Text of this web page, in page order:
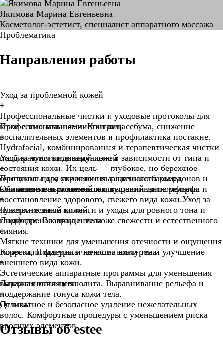
Якимова Марина Евгеньевна
Косметолог-эстетист, специалист аппаратного массажа
Проблематика
Направления работы
Уход за проблемной кожей
Профессиональные чистки и уходовые протоколы для
кожи с высыпаниями. Контроль себума, снижение
воспалительных элементов и профилактика постакне.
Профессиональные чистки лица
Hydrafacial, комбинированная и терапевтическая чистки
подбираются индивидуально в зависимости от типа и
состояния кожи. Их цель — глубокое, но бережное
очищение пор, снижение выраженности комедонов и
воспалительных элементов, выравнивание рельефа и
восстановление здорового, свежего вида кожи.Уход за
чувствительной кожей.
Уход за чувствительной кожей
Протоколы для укрепления защитного барьера.
Снижение покраснений и ощущений дискомфорта.
Обновление и сияние кожи
Поверхностные пилинги и уходы для ровного тона и
гладкости. Возвращение коже свежести и естественного
сияния.
Лимфодренаж лица и тела
Мягкие техники для уменьшения отечности и ощущения
тяжести. Поддержка четкости контуров и улучшение
внешнего вида кожи.
Коррекция фигуры и качества кожи тела
Эстетические аппаратные программы для уменьшения
выраженности целлюлита. Выравнивание рельефа и
поддержание тонуса кожи тела.
Лазерная эпиляция
Деликатное и безопасное удаление нежелательных
волос. Комфортные процедуры с уменьшением риска
вросших элементов.
Отзывы
Отзывы об estee